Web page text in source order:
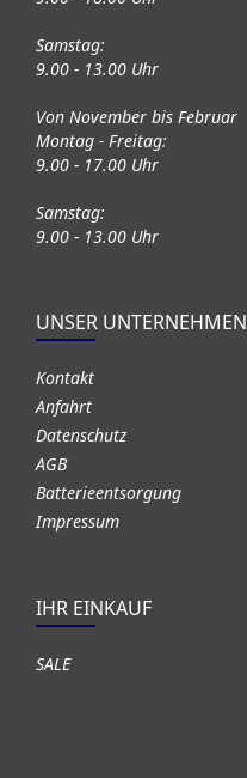
Samstag:
9.00 - 13.00 Uhr
Von November bis Februar
Montag - Freitag:
9.00 - 17.00 Uhr
Samstag:
9.00 - 13.00 Uhr
UNSER UNTERNEHMEN
Kontakt
Anfahrt
Datenschutz
AGB
Batterieentsorgung
Impressum
IHR EINKAUF
SALE